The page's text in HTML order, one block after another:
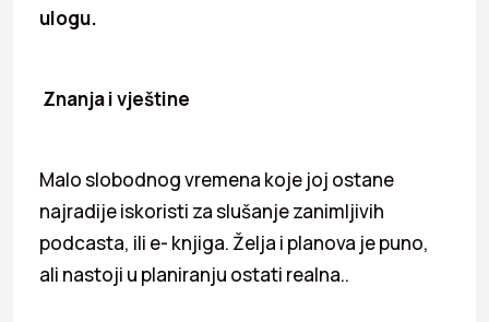
ulogu.
Znanja i vještine
Malo slobodnog vremena koje joj ostane
najradije iskoristi za slušanje zanimljivih
podcasta, ili e- knjiga. Želja i planova je puno,
ali nastoji u planiranju ostati realna..